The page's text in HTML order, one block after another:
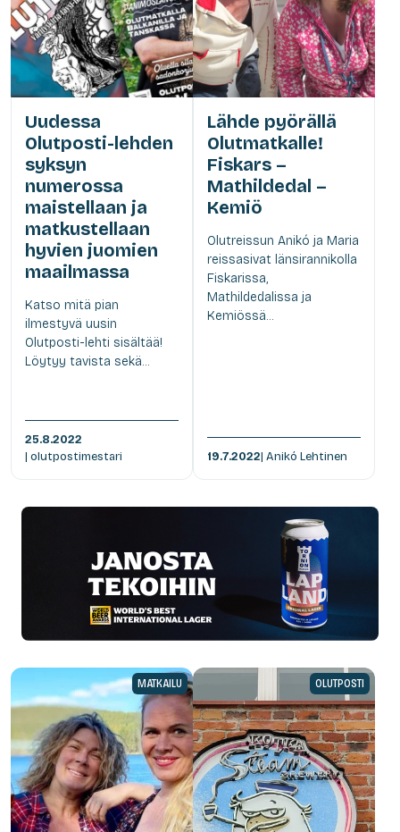
Uudessa
Olutposti-lehden
syksyn
numerossa
maistellaan ja
matkustellaan
hyvien juomien
maailmassa
Katso mitä pian
ilmestyvä uusin
Olutposti-lehti sisältää!
Löytyy tavista sekä...
25.8.2022
| olutpostimestari
Lähde pyörällä
Olutmatkalle!
Fiskars –
Mathildedal –
Kemiö
Olutreissun Anikó ja Maria
reissasivat länsirannikolla
Fiskarissa,
Mathildedalissa ja
Kemiössä...
19.7.2022| Anikó Lehtinen
MATKAILU OLUTPOSTI